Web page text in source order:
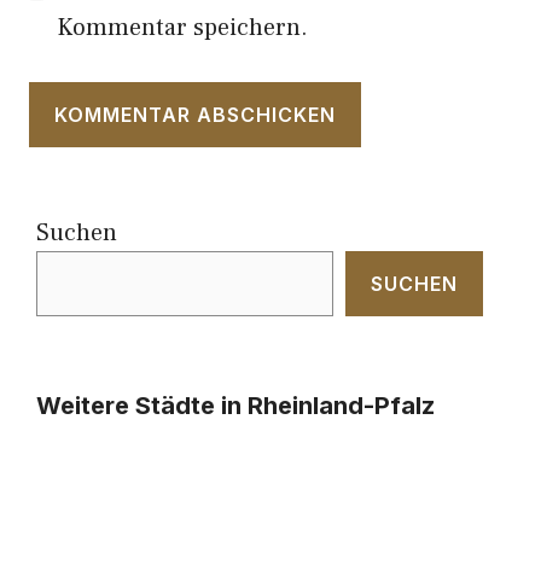
Kommentar speichern.
Suchen
SUCHEN
Weitere Städte in Rheinland-Pfalz